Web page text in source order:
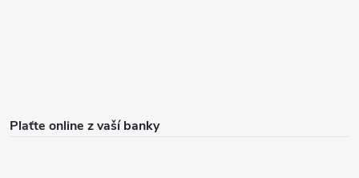
Plaťte online z vaší banky